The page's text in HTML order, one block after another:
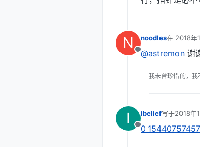
N
离线
noodles在 2018年
最后由 编
@astremon 谢
我未曾珍惜的，我
I
离线
ibelief写于2018年
最后由 编辑